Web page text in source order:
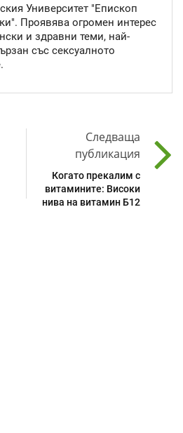
Университет "Епископ
Проявява огромен интерес
и здравни теми, най-
със сексуалното
Следваща
публикация
Когато прекалим с
витамините: Високи
нива на витамин Б12